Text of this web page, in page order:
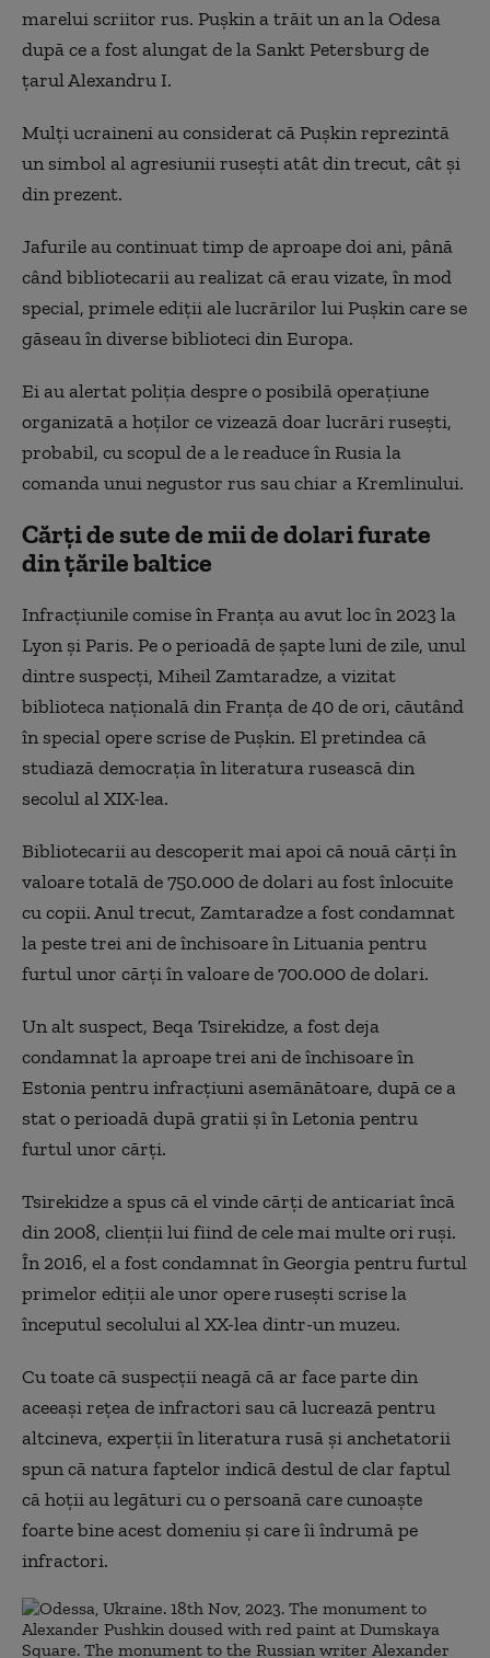
marelui scriitor rus. Pușkin a trăit un an la Odesa
după ce a fost alungat de la Sankt Petersburg de
țarul Alexandru I.
Mulți ucraineni au considerat că Pușkin reprezintă
un simbol al agresiunii rusești atât din trecut, cât și
din prezent.
Jafurile au continuat timp de aproape doi ani, până
când bibliotecarii au realizat că erau vizate, în mod
special, primele ediții ale lucrărilor lui Pușkin care se
găseau în diverse biblioteci din Europa.
Ei au alertat poliția despre o posibilă operațiune
organizată a hoților ce vizează doar lucrări rusești,
probabil, cu scopul de a le readuce în Rusia la
comanda unui negustor rus sau chiar a Kremlinului.
Cărți de sute de mii de dolari furate
din țările baltice
Infracțiunile comise în Franța au avut loc în 2023 la
Lyon și Paris. Pe o perioadă de șapte luni de zile, unul
dintre suspecți, Miheil Zamtaradze, a vizitat
biblioteca națională din Franța de 40 de ori, căutând
în special opere scrise de Pușkin. El pretindea că
studiază democrația în literatura rusească din
secolul al XIX-lea.
Bibliotecarii au descoperit mai apoi că nouă cărți în
valoare totală de 750.000 de dolari au fost înlocuite
cu copii. Anul trecut, Zamtaradze a fost condamnat
la peste trei ani de închisoare în Lituania pentru
furtul unor cărți în valoare de 700.000 de dolari.
Un alt suspect, Beqa Tsirekidze, a fost deja
condamnat la aproape trei ani de închisoare în
Estonia pentru infracțiuni asemănătoare, după ce a
stat o perioadă după gratii și în Letonia pentru
furtul unor cărți.
Tsirekidze a spus că el vinde cărți de anticariat încă
din 2008, clienții lui fiind de cele mai multe ori ruși.
În 2016, el a fost condamnat în Georgia pentru furtul
primelor ediții ale unor opere rusești scrise la
începutul secolului al XX-lea dintr-un muzeu.
Cu toate că suspecții neagă că ar face parte din
aceeași rețea de infractori sau că lucrează pentru
altcineva, experții în literatura rusă și anchetatorii
spun că natura faptelor indică destul de clar faptul
că hoții au legături cu o persoană care cunoaște
foarte bine acest domeniu și care îi îndrumă pe
infractori.